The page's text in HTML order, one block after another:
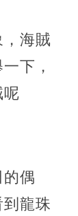
海賊
下，
呢
偶
龍珠